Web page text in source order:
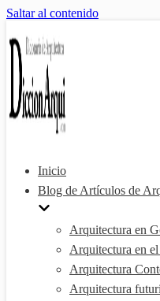
Saltar al contenido
Inicio
Blog de Artículos de
Arquitectura en
Arquitectura en
Arquitectura
Arquitectura